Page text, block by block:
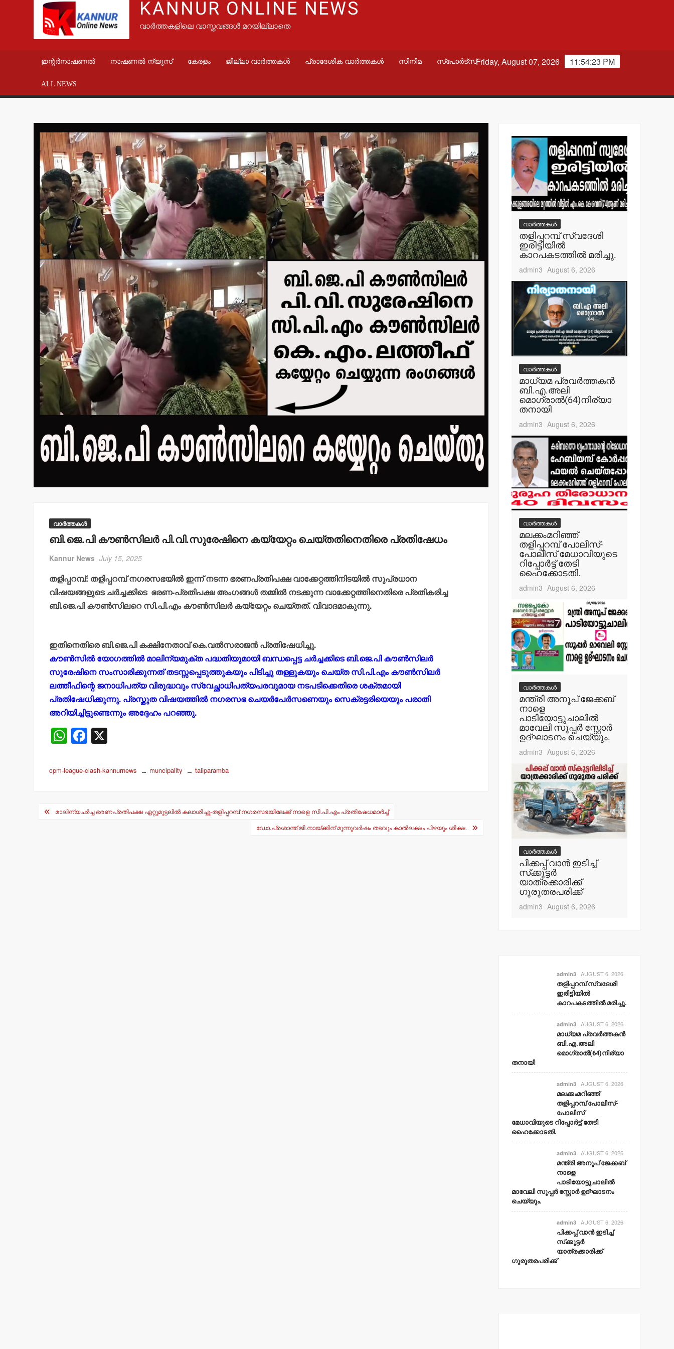
KANNUR ONLINE NEWS
വാർത്തകളിലെ വാസ്തവങ്ങൾ മറയില്ലാതെ
ഇന്റർനാഷണൽ നാഷണൽ ന്യൂസ് കേരളം ജില്ലാ വാർത്തകൾ പ്രാദേശിക വാർത്തകൾ സിനിമ സ്പോർട്സ്
ALL NEWS
11:54:24 PM
Friday, August 07, 2026
വാർത്തകൾ
ബി.ജെ.പി കൗണ്‍സിലര്‍ പി.വി.സുരേഷിനെ കയ്യേറ്റം ചെയ്തതിനെതിരെ പ്രതിഷേധം
Kannur News July 15, 2025
തളിപ്പറമ്പ്: തളിപ്പറമ്പ് നഗരസഭയില്‍ ഇന്ന് നടന്ന ഭരണപ്രതിപക്ഷ വാക്കേറ്റത്തിനിടയില്‍ സുപ്രധാന
വിഷയങ്ങളുടെ ചര്‍ച്ചക്കിടെ ഭരണ-പ്രതിപക്ഷ അംഗങ്ങള്‍ തമ്മില്‍ നടക്കുന്ന വാക്കേറ്റത്തിനെതിരെ പ്രതികരിച്ച
ബി.ജെ.പി കൗണ്‍സിലറെ സി.പി.എം കൗണ്‍സിലര്‍ കയ്യേറ്റം ചെയ്തത്. വിവാദമാകുന്നു.
ഇതിനെതിരെ ബി.ജെ.പി കക്ഷിനേതാവ് കെ.വല്‍സരാജന്‍ പ്രതിഷേധിച്ചു.
കൗണ്‍സില്‍ യോഗത്തില്‍ മാലിന്യമുക്ത പദ്ധതിയുമായി ബന്ധപ്പെട്ട ചര്‍ച്ചക്കിടെ ബി.ജെ.പി കൗണ്‍സിലര്‍
സുരേഷിനെ സംസാരിക്കുന്നത് തടസ്സപ്പെടുത്തുകയും പിടിച്ചു തള്ളുകയും ചെയ്ത സി.പി.എം കൗണ്‍സിലര്‍
ലത്തീഫിന്റെ ജനാധിപത്യ വിരുദ്ധവും സ്വേച്ഛാധിപത്യപരവുമായ നടപടിക്കെതിരെ ശക്തമായി
പ്രതിഷേധിക്കുന്നു. പ്രസ്തുത വിഷയത്തില്‍ നഗരസഭ ചെയര്‍പേര്‍സണെയും സെക്രട്ടരിയെയും പരാതി
അറിയിച്ചിട്ടുണ്ടെന്നും അദ്ദേഹം പറഞ്ഞു.
W
h
at
p
F
a
c
o
cpm-league-clash-kannurnews muncipality taliparamba
Postമാലിന്യചര്‍ച്ച ഭരണപ്രതിപക്ഷ ഏറ്റുമുട്ടലില്‍ കലാശിച്ചു-തളിപ്പറമ്പ് നഗരസഭയിലേക്ക് നാളെ സി.പി.എം പ്രതിഷേധമാര്‍ച്ച്
ഡോ.പ്രശാന്ത് ജി.നായ്ക്കിന് മൂന്നുവര്‍ഷം തടവും കാല്‍ലക്ഷം പിഴയും ശിക്ഷ.
വാർത്തകൾ
തളിപ്പറമ്പ് സ്വദേശി
ഇരിട്ടിയില്‍
കാറപകടത്തില്‍ മരിച്ചു.
admin3 August 6, 2026
വാർത്തകൾ
മാധ്യമ പ്രവര്‍ത്തകന്‍
ബി.എ.അലി
മൊഗ്രാല്‍(64)നിര്യാ
തനായി
admin3 August 6, 2026
വാർത്തകൾ
മലക്കംമറിഞ്ഞ്
തളിപ്പറമ്പ് പോലീസ്-
പോലീസ് മേധാവിയുടെ
റിപ്പോര്‍ട്ട് തേടി
ഹൈക്കോടതി.
admin3 August 6, 2026
വാർത്തകൾ
മന്ത്രി അനൂപ് ജേക്കബ്
നാളെ
പാടിയോട്ടുചാലില്‍
മാവേലി സൂപ്പര്‍ സ്റ്റോര്‍
ഉദ്ഘാടനം ചെയ്യും.
admin3 August 6, 2026
വാർത്തകൾ
പിക്കപ്പ് വാന്‍ ഇടിച്ച്
സ്‌ക്കൂട്ടര്‍
യാത്രക്കാരിക്ക്
ഗുരുതരപരിക്ക്
admin3 August 6, 2026
admin3 AUGUST 6, 2026
തളിപ്പറമ്പ് സ്വദേശി
ഇരിട്ടിയില്‍
കാറപകടത്തില്‍ മരിച്ചു.
admin3 AUGUST 6, 2026
മാധ്യമ പ്രവര്‍ത്തകന്‍
ബി.എ.അലി
മൊഗ്രാല്‍(64)നിര്യാ
തനായി
admin3 AUGUST 6, 2026
മലക്കംമറിഞ്ഞ്
തളിപ്പറമ്പ് പോലീസ്-
പോലീസ്
മേധാവിയുടെ റിപ്പോര്‍ട്ട് തേടി
ഹൈക്കോടതി.
admin3 AUGUST 6, 2026
മന്ത്രി അനൂപ് ജേക്കബ്
നാളെ
പാടിയോട്ടുചാലില്‍
മാവേലി സൂപ്പര്‍ സ്റ്റോര്‍ ഉദ്ഘാടനം
ചെയ്യും.
admin3 AUGUST 6, 2026
പിക്കപ്പ് വാന്‍ ഇടിച്ച്
സ്‌ക്കൂട്ടര്‍
യാത്രക്കാരിക്ക്
ഗുരുതരപരിക്ക്